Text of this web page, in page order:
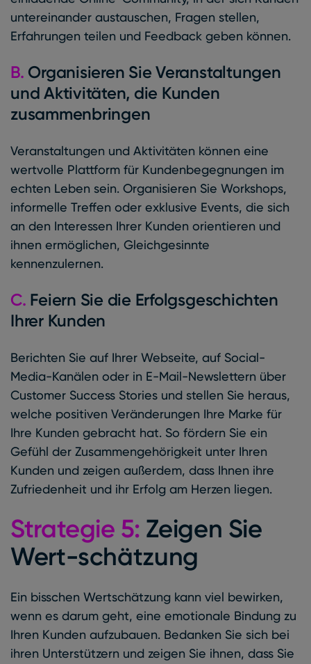
untereinander austauschen, Fragen stellen,
Erfahrungen teilen und Feedback geben können.
B. Organisieren Sie Veranstaltungen
und Aktivitäten, die Kunden
zusammenbringen
Veranstaltungen und Aktivitäten können eine
wertvolle Plattform für Kundenbegegnungen im
echten Leben sein. Organisieren Sie Workshops,
informelle Treffen oder exklusive Events, die sich
an den Interessen Ihrer Kunden orientieren und
ihnen ermöglichen, Gleichgesinnte
kennenzulernen.
C. Feiern Sie die Erfolgsgeschichten
Ihrer Kunden
Berichten Sie auf Ihrer Webseite, auf Social-
Media-Kanälen oder in E-Mail-Newslettern über
Customer Success Stories und stellen Sie heraus,
welche positiven Veränderungen Ihre Marke für
Ihre Kunden gebracht hat. So fördern Sie ein
Gefühl der Zusammengehörigkeit unter Ihren
Kunden und zeigen außerdem, dass Ihnen ihre
Zufriedenheit und ihr Erfolg am Herzen liegen.
Strategie 5: Zeigen Sie
Wert-schätzung
Ein bisschen Wertschätzung kann viel bewirken,
wenn es darum geht, eine emotionale Bindung zu
Ihren Kunden aufzubauen. Bedanken Sie sich bei
ihren Unterstützern und zeigen Sie ihnen, dass Sie